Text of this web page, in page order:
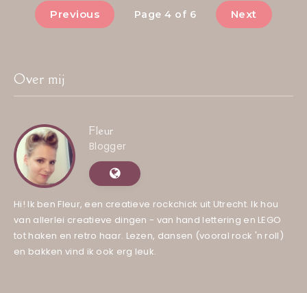
Previous Page 4 of 6 Next
Over mij
Fleur
Blogger
Hi! Ik ben Fleur, een creatieve rockchick uit Utrecht. Ik hou
van allerlei creatieve dingen - van hand lettering en LEGO
tot haken en retro haar. Lezen, dansen (vooral rock 'n roll)
en bakken vind ik ook erg leuk.